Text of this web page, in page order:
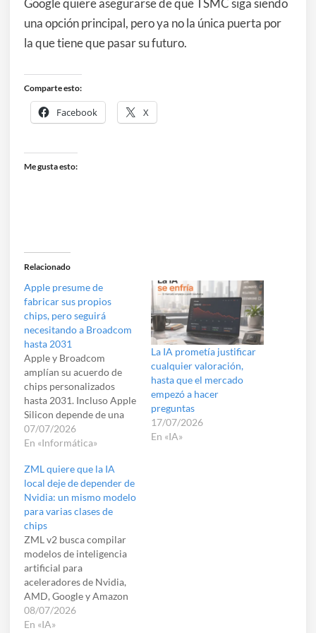
Google quiere asegurarse de que TSMC siga siendo
una opción principal, pero ya no la única puerta por
la que tiene que pasar su futuro.
Comparte esto:
Facebook X
Me gusta esto:
Relacionado
Apple presume de
fabricar sus propios
chips, pero seguirá
necesitando a Broadcom
hasta 2031
Apple y Broadcom
amplían su acuerdo de
chips personalizados
hasta 2031. Incluso Apple
Silicon depende de una
red de fabricantes y
especialistas invisibles.
07/07/2026
En «Informática»
La IA prometía justificar
cualquier valoración,
hasta que el mercado
empezó a hacer
preguntas
17/07/2026
En «IA»
ZML quiere que la IA
local deje de depender de
Nvidia: un mismo modelo
para varias clases de
chips
ZML v2 busca compilar
modelos de inteligencia
artificial para
aceleradores de Nvidia,
AMD, Google y Amazon
desde una misma base de
código, reduciendo la
08/07/2026
En «IA»